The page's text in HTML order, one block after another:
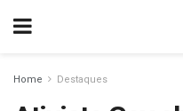
Home Destaques